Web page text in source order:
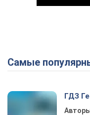
Самые
ГДЗ